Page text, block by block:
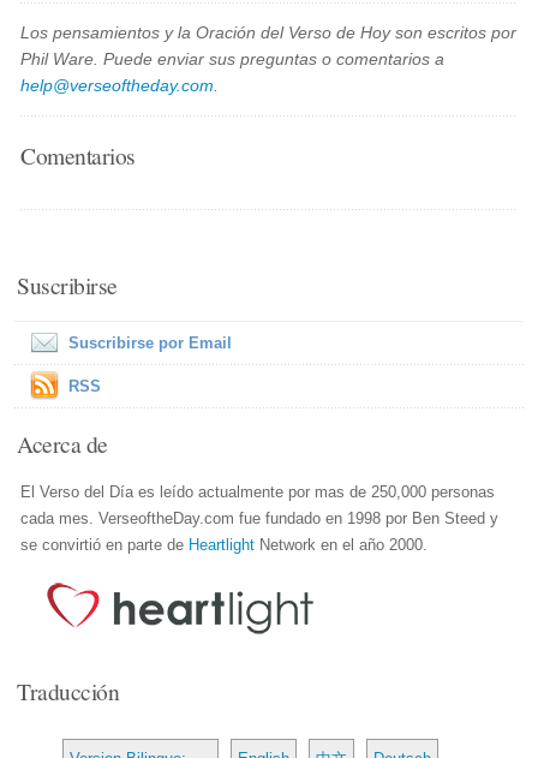
Los pensamientos y la Oración del Verso de Hoy son escritos por
Phil Ware. Puede enviar sus preguntas o comentarios a
help@verseoftheday.com
Comentarios
Suscribirse
Suscribirse por Email
RSS
Acerca de
El Verso del Día es leído actualmente por mas de 250,000 personas
cada mes. VerseoftheDay.com fue fundado en 1998 por Ben Steed y
se convirtió en parte de Heartlight Network en el año 2000.
Traducción